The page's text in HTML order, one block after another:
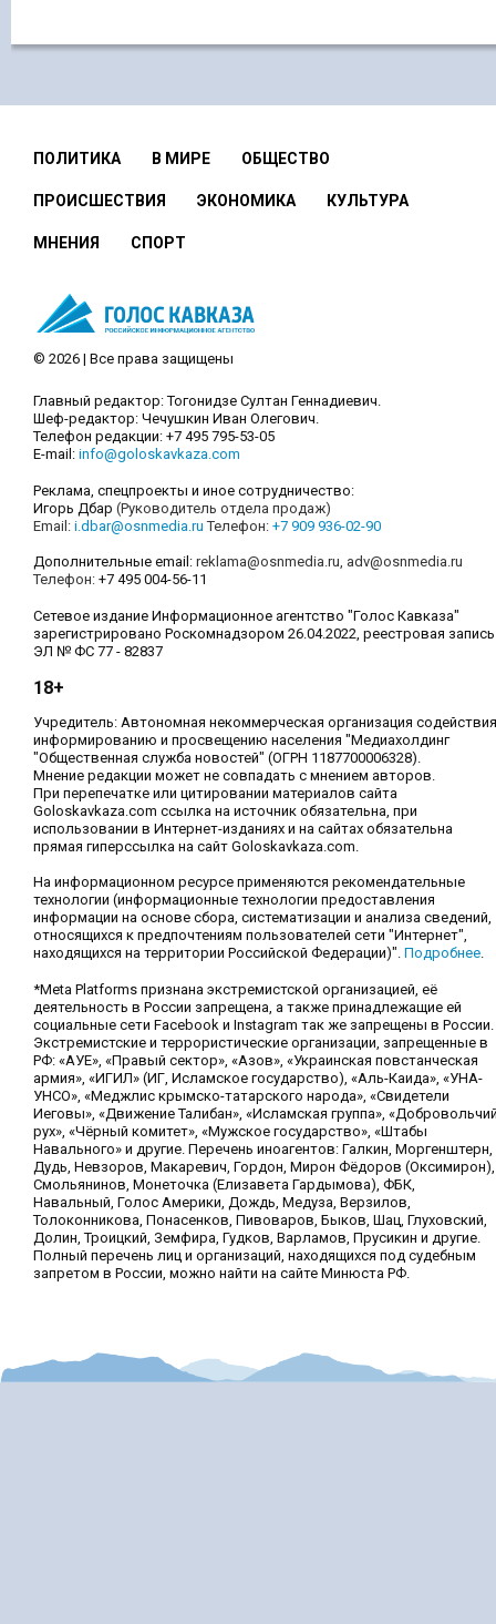
ПОЛИТИКА В МИРЕ ОБЩЕСТВО
ПРОИСШЕСТВИЯ ЭКОНОМИКА КУЛЬТУРА
МНЕНИЯ СПОРТ
© 2026 | Все права защищены
Главный редактор: Тогонидзе Султан Геннадиевич.
Шеф-редактор: Чечушкин Иван Олегович.
Телефон редакции: +7 495 795-53-05
E-mail: info@goloskavkaza.com
Реклама, спецпроекты и иное сотрудничество:
Игорь Дбар (Руководитель отдела продаж)
Email: i.dbar@osnmedia.ru Телефон: +7 909 936-02-90
Дополнительные email: reklama@osnmedia.ru, adv@osnmedia.ru
Телефон: +7 495 004-56-11
Сетевое издание Информационное агентство "Голос Кавказа"
зарегистрировано Роскомнадзором 26.04.2022, реестровая запись
ЭЛ № ФС 77 - 82837
18+
Учредитель: Автономная некоммерческая организация содействия
информированию и просвещению населения "Медиахолдинг
"Общественная служба новостей" (ОГРН 1187700006328).
Мнение редакции может не совпадать с мнением авторов.
При перепечатке или цитировании материалов сайта
Goloskavkaza.com ссылка на источник обязательна, при
использовании в Интернет-изданиях и на сайтах обязательна
прямая гиперссылка на сайт Goloskavkaza.com.
На информационном ресурсе применяются рекомендательные
технологии (информационные технологии предоставления
информации на основе сбора, систематизации и анализа сведений,
относящихся к предпочтениям пользователей сети "Интернет",
находящихся на территории Российской Федерации)". Подробнее.
*Meta Platforms признана экстремистской организацией, её
деятельность в России запрещена, а также принадлежащие ей
социальные сети Facebook и Instagram так же запрещены в России.
Экстремистские и террористические организации, запрещенные в
РФ: «АУЕ», «Правый сектор», «Азов», «Украинская повстанческая
армия», «ИГИЛ» (ИГ, Исламское государство), «Аль-Каида», «УНА-
УНСО», «Меджлис крымско-татарского народа», «Свидетели
Иеговы», «Движение Талибан», «Исламская группа»,
рух», «Чёрный комитет», «Мужское государство», «Штабы
Навального» и другие. Перечень иноагентов: Галкин, Моргенштерн,
Дудь, Невзоров, Макаревич, Гордон, Мирон Фёдоров (Оксимирон),
Смольянинов, Монеточка (Елизавета Гардымова), ФБК,
Навальный, Голос Америки, Дождь, Медуза, Верзилов,
Толоконникова, Понасенков, Пивоваров, Быков, Шац, Глуховский,
Долин, Троицкий, Земфира, Гудков, Варламов, Прусикин и другие.
Полный перечень лиц и организаций, находящихся под судебным
запретом в России, можно найти на сайте Минюста РФ.